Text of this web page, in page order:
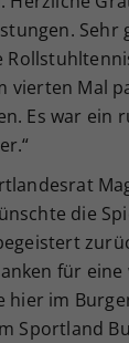
Sehr
vierten Mal
Es war ein
die
für eine
hier im
Sportland